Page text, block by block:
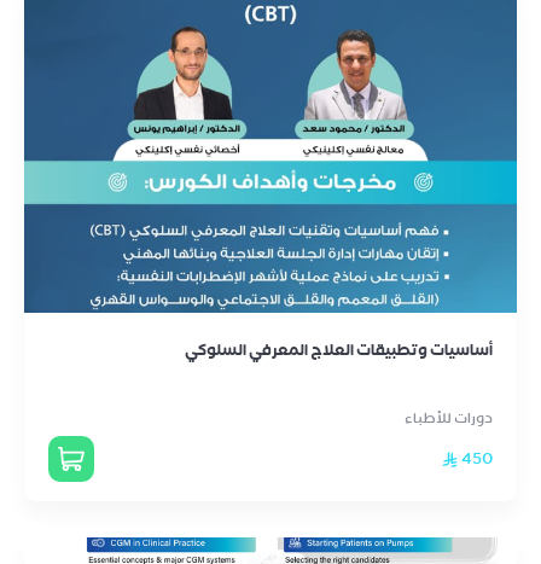
أساسيات وتطبيقات العلاج المعرفي السلوكي
دورات للأطباء
450